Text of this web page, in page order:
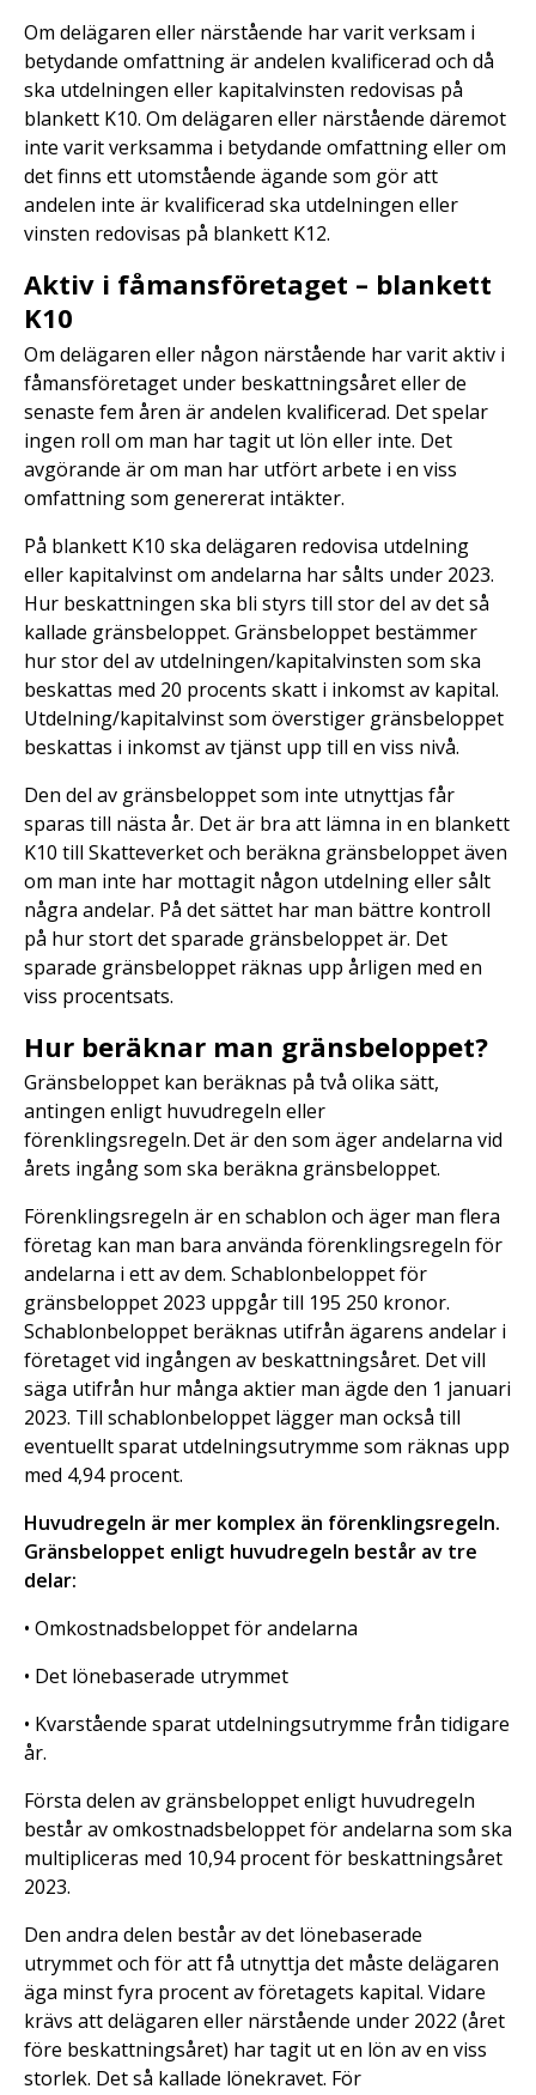
Om delägaren eller närstående har varit verksam i
betydande omfattning är andelen kvalificerad och då
ska utdelningen eller kapitalvinsten redovisas på
blankett K10. Om delägaren eller närstående däremot
inte varit verksamma i betydande omfattning eller om
det finns ett utomstående ägande som gör att
andelen inte är kvalificerad ska utdelningen eller
vinsten redovisas på blankett K12.
Aktiv i fåmansföretaget – blankett
K10
Om delägaren eller någon närstående har varit aktiv i
fåmansföretaget under beskattningsåret eller de
senaste fem åren är andelen kvalificerad. Det spelar
ingen roll om man har tagit ut lön eller inte. Det
avgörande är om man har utfört arbete i en viss
omfattning som genererat intäkter.
På blankett K10 ska delägaren redovisa utdelning
eller kapitalvinst om andelarna har sålts under 2023.
Hur beskattningen ska bli styrs till stor del av det så
kallade gränsbeloppet. Gränsbeloppet bestämmer
hur stor del av utdelningen/kapitalvinsten som ska
beskattas med 20 procents skatt i inkomst av kapital.
Utdelning/kapitalvinst som överstiger gränsbeloppet
beskattas i inkomst av tjänst upp till en viss nivå.
Den del av gränsbeloppet som inte utnyttjas får
sparas till nästa år. Det är bra att lämna in en blankett
K10 till Skatteverket och beräkna gränsbeloppet även
om man inte har mottagit någon utdelning eller sålt
några andelar. På det sättet har man bättre kontroll
på hur stort det sparade gränsbeloppet är. Det
sparade gränsbeloppet räknas upp årligen med en
viss procentsats.
Hur beräknar man gränsbeloppet?
Gränsbeloppet kan beräknas på två olika sätt,
antingen enligt huvudregeln eller
förenklingsregeln. Det är den som äger andelarna vid
årets ingång som ska beräkna gränsbeloppet.
Förenklingsregeln är en schablon och äger man flera
företag kan man bara använda förenklingsregeln för
andelarna i ett av dem. Schablonbeloppet för
gränsbeloppet 2023 uppgår till 195 250 kronor.
Schablonbeloppet beräknas utifrån ägarens andelar i
företaget vid ingången av beskattningsåret. Det vill
säga utifrån hur många aktier man ägde den 1 januari
2023. Till schablonbeloppet lägger man också till
eventuellt sparat utdelningsutrymme som räknas upp
med 4,94 procent.
Huvudregeln är mer komplex än förenklingsregeln.
Gränsbeloppet enligt huvudregeln består av tre
delar:
• Omkostnadsbeloppet för andelarna
• Det lönebaserade utrymmet
• Kvarstående sparat utdelningsutrymme från tidigare
år.
Första delen av gränsbeloppet enligt huvudregeln
består av omkostnadsbeloppet för andelarna som ska
multipliceras med 10,94 procent för beskattningsåret
2023.
Den andra delen består av det lönebaserade
utrymmet och för att få utnyttja det måste delägaren
äga minst fyra procent av företagets kapital. Vidare
krävs att delägaren eller närstående under 2022 (året
före beskattningsåret) har tagit ut en lön av en viss
storlek. Det så kallade lönekravet. För